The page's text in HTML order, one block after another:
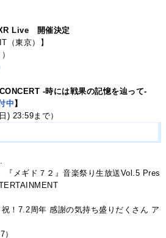
Live 開催決定
（東京）】
-時には戦果の記憶を辿って-
中】
) 23:59まで）
『メギド７２』音楽祭り生放送Vol.5 Pres
！7.2周年 感謝の気持ち盛りだくさん ア
）